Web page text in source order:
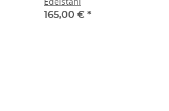
165,00 € *